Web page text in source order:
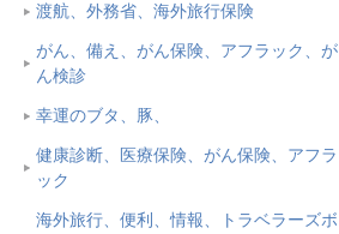
渡航、外務省、海外旅行保険
がん、備え、がん保険、アフラック、が
ん検診
幸運のブタ、豚、
健康診断、医療保険、がん保険、アフラ
ック
海外旅行、便利、情報、トラベラーズボ